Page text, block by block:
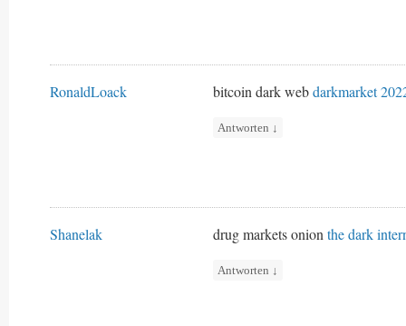
RonaldLoack bitcoin dark webdarkmarket
Antworten ↓
Shanelak drug markets onionthe dark
Antworten ↓